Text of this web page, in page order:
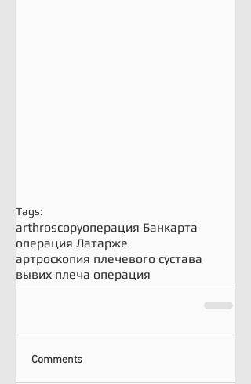
Tags:
arthroscopyоперация Банкарта
операция Латарже
артроскопия плечевого сустава
вывих плеча операция
Comments